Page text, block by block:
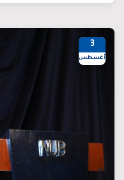
3
أغسطس/26